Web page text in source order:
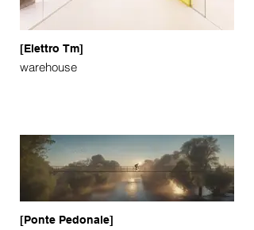
[Elettro Tm]
warehouse
[Ponte Pedonale]